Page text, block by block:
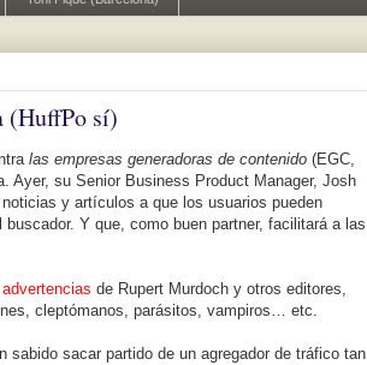
(HuffPo sí)
las empresas generadoras de contenido (EGC,
Ayer, su Senior Business Product Manager, Josh
y artículos a que los usuarios pueden
Y que, como buen partner, facilitará a las
de Rupert Murdoch y otros editores,
cleptómanos, parásitos, vampiros… etc.
sabido sacar partido de un agregador de tráfico tan